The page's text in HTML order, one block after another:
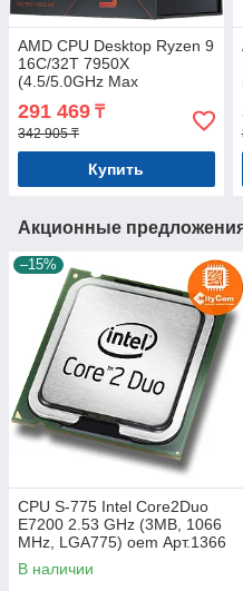
AMD CPU Desktop Ryzen 9
16C/32T 7950X
(4.5/5.0GHz Max
box, with Radeon Graphics
291 469 ₸
342 905 ₸
Купить
Акционные
–15%
CPU S-775 Intel Core2Duo
E7200 2.53 GHz (3MB, 1066
MHz, LGA775) oem Арт.1366
В наличии